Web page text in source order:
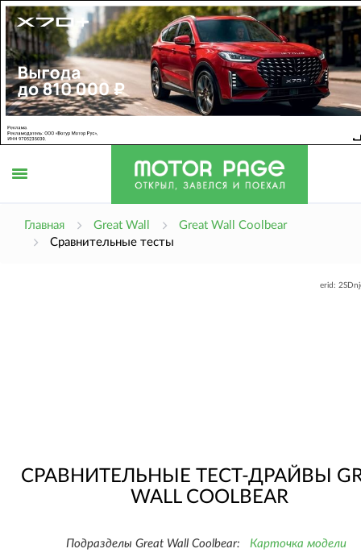
Главная Great Wall
Great Wall Coolbear
Сравнительные тесты
erid:
СРАВНИТЕЛЬНЫЕ ТЕСТ-ДРАЙВЫ
WALL COOLBEAR
Подразделы Great Wall Coolbear:
Карточка модели